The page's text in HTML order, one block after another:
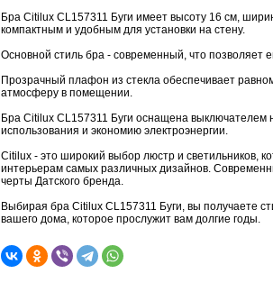
Бра Citilux CL157311 Буги имеет высоту 16 см,
компактным и удобным для установки на стену.
Основной стиль бра - современный, что позволяет
Прозрачный плафон из стекла обеспечивает
атмосферу в помещении.
Бра Citilux CL157311 Буги оснащена выключателем
использования и экономию электроэнергии.
Citilux - это широкий выбор люстр и светильников,
интерьерам самых различных дизайнов.
черты Датского бренда.
Выбирая бра Citilux CL157311 Буги, вы получаете
вашего дома, которое прослужит вам долгие годы.